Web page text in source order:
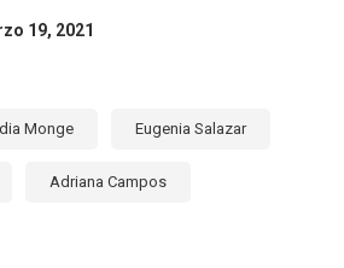
19, 2021
Monge Eugenia Salazar
Adriana Campos